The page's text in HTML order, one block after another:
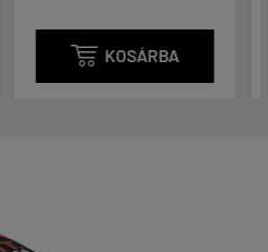
 KOSÁRBA